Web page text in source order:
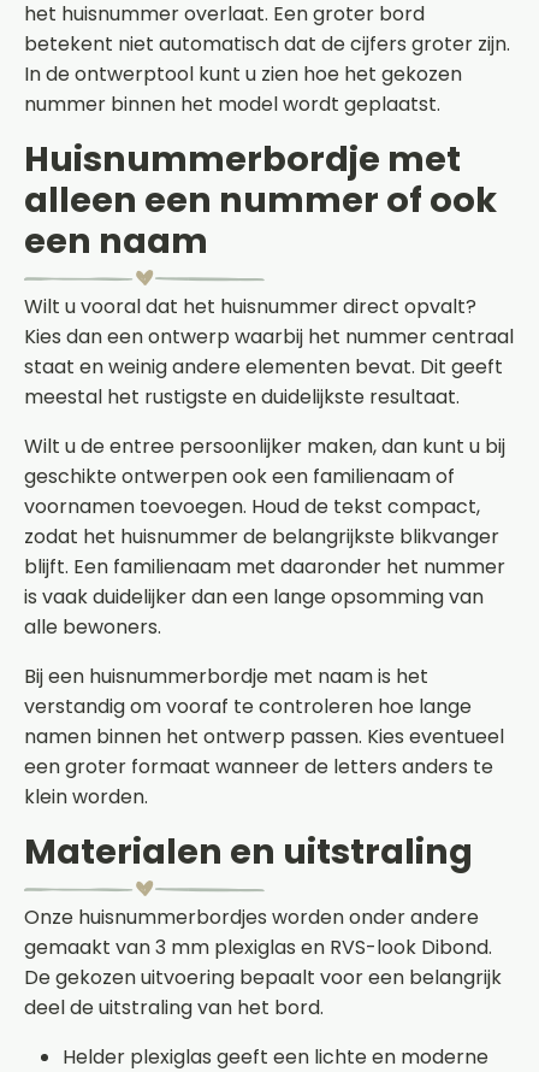
het huisnummer overlaat. Een groter bord
betekent niet automatisch dat de cijfers groter zijn.
In de ontwerptool kunt u zien hoe het gekozen
nummer binnen het model wordt geplaatst.
Huisnummerbordje met
alleen een nummer of ook
een naam
Wilt u vooral dat het huisnummer direct opvalt?
Kies dan een ontwerp waarbij het nummer centraal
staat en weinig andere elementen bevat. Dit geeft
meestal het rustigste en duidelijkste resultaat.
Wilt u de entree persoonlijker maken, dan kunt u bij
geschikte ontwerpen ook een familienaam of
voornamen toevoegen. Houd de tekst compact,
zodat het huisnummer de belangrijkste blikvanger
blijft. Een familienaam met daaronder het nummer
is vaak duidelijker dan een lange opsomming van
alle bewoners.
Bij een huisnummerbordje met naam is het
verstandig om vooraf te controleren hoe lange
namen binnen het ontwerp passen. Kies eventueel
een groter formaat wanneer de letters anders te
klein worden.
Materialen en uitstraling
Onze huisnummerbordjes worden onder andere
gemaakt van 3 mm plexiglas en RVS-look Dibond.
De gekozen uitvoering bepaalt voor een belangrijk
deel de uitstraling van het bord.
Helder plexiglas geeft een lichte en moderne